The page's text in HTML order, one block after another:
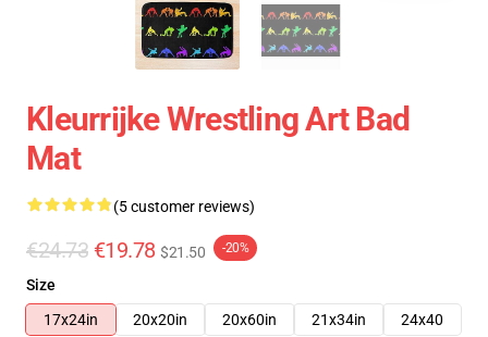
Kleurrijke Wrestling Art Bad
Mat
(5 customer reviews)
€24.73 €19.78 $21.50 -20%
Size
17x24in
20x20in 20x60in 21x34in 24x40